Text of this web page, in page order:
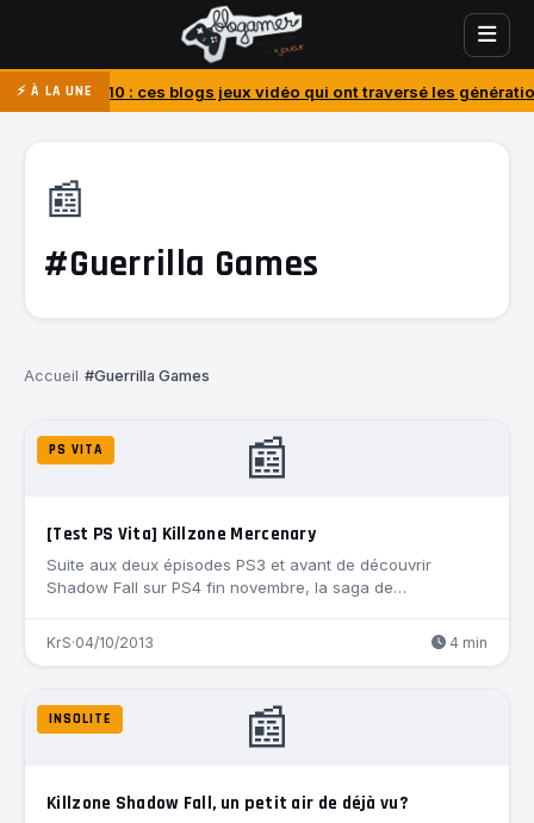
⚡ À LA UNE
: ces blogs jeux vidéo qui ont traversé les générationsJ’ai
📰
#Guerrilla Games
Accueil #Guerrilla Games
📰
PS VITA
[Test PS Vita] Killzone Mercenary
Suite aux deux épisodes PS3 et avant de découvrir
Shadow Fall sur PS4 fin novembre, la saga de…
KrS·04/10/2013 4 min
📰
INSOLITE
Killzone Shadow Fall, un petit air de déjà vu?